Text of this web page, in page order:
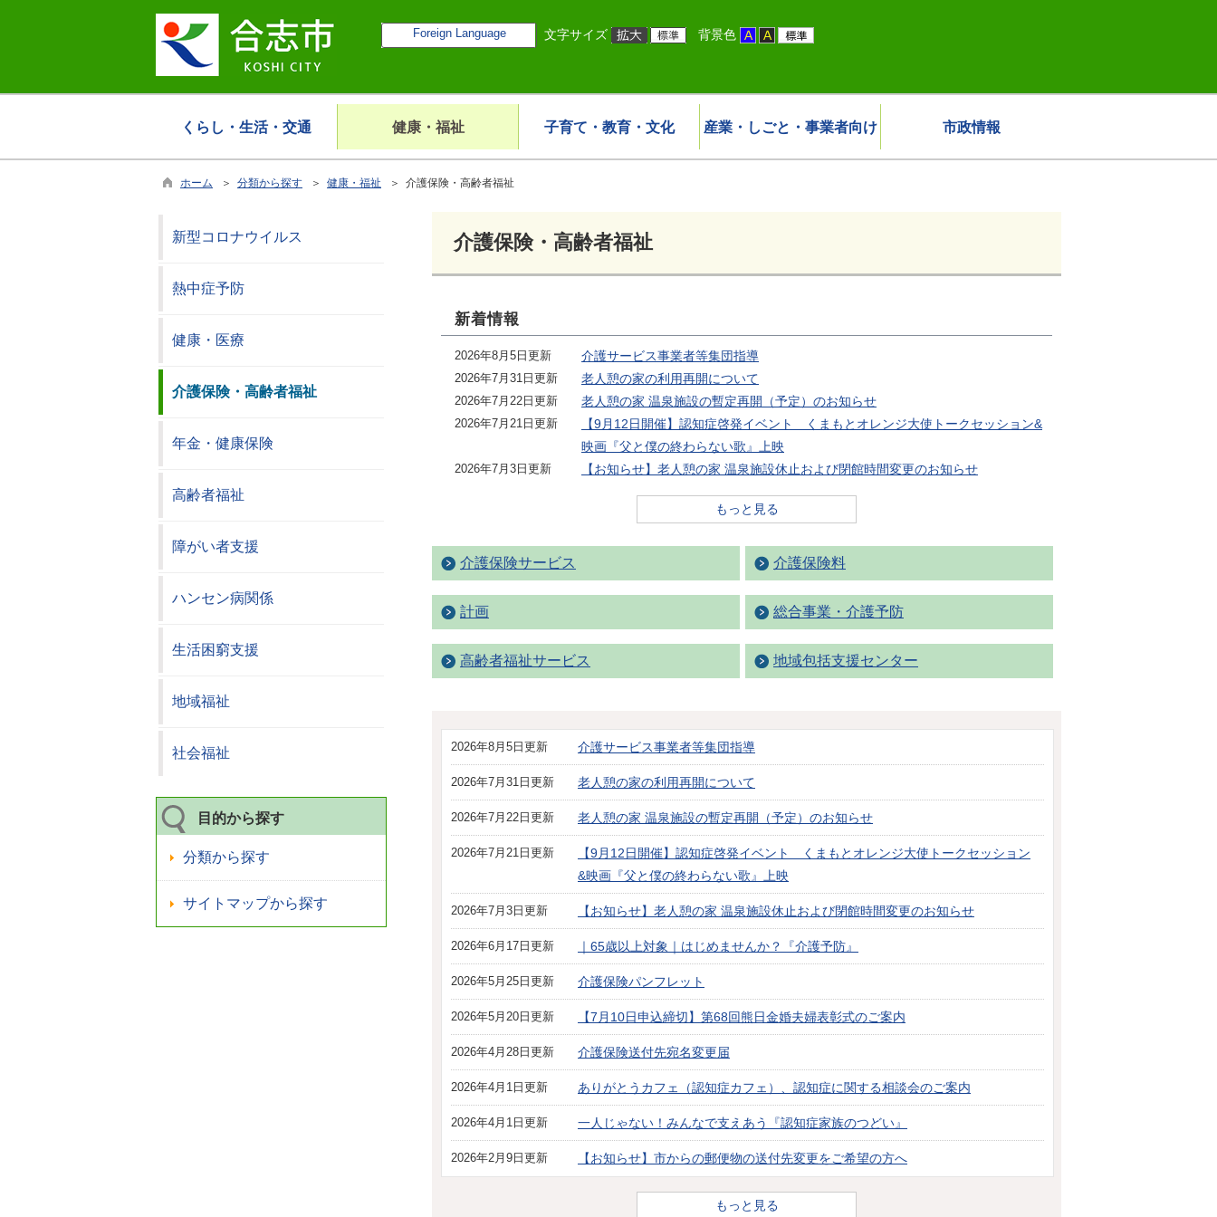
Foreign Language 文字サイズ 背景色
くらし・生活・交通 健康・福祉 子育て・教育・文化 産業・しごと・事業者向け 市政情報
ホーム ＞ 分類から探す ＞ 健康・福祉 ＞ 介護保険・高齢者福祉
介護保険・高齢者福祉
新着情報
2026年8月5日更新 介護サービス事業者等集団指導
2026年7月31日更新 老人憩の家の利用再開について
2026年7月22日更新 老人憩の家 温泉施設の暫定再開（予定）のお知らせ
2026年7月21日更新
【9月12日開催】認知症啓発イベント くまもとオレンジ大使トークセッション&
映画『父と僕の終わらない歌』上映
2026年7月3日更新 【お知らせ】老人憩の家 温泉施設休止および閉館時間変更のお知らせ
もっと見る
介護保険サービス 介護保険料
計画 総合事業・介護予防
高齢者福祉サービス 地域包括支援センター
2026年8月5日更新 介護サービス事業者等集団指導
2026年7月31日更新 老人憩の家の利用再開について
2026年7月22日更新 老人憩の家 温泉施設の暫定再開（予定）のお知らせ
2026年7月21日更新
【9月12日開催】認知症啓発イベント くまもとオレンジ大使トークセッション
&映画『父と僕の終わらない歌』上映
2026年7月3日更新 【お知らせ】老人憩の家 温泉施設休止および閉館時間変更のお知らせ
2026年6月17日更新 ｜65歳以上対象｜はじめませんか？『介護予防』
2026年5月25日更新 介護保険パンフレット
2026年5月20日更新 【7月10日申込締切】第68回熊日金婚夫婦表彰式のご案内
2026年4月28日更新 介護保険送付先宛名変更届
2026年4月1日更新 ありがとうカフェ（認知症カフェ）、認知症に関する相談会のご案内
2026年4月1日更新 一人じゃない！みんなで支えあう『認知症家族のつどい』
2026年2月9日更新 【お知らせ】市からの郵便物の送付先変更をご希望の方へ
もっと見る
新型コロナウイルス
熱中症予防
健康・医療
介護保険・高齢者福祉
年金・健康保険
高齢者福祉
障がい者支援
ハンセン病関係
生活困窮支援
地域福祉
社会福祉
目的から探す
分類から探す
サイトマップから探す